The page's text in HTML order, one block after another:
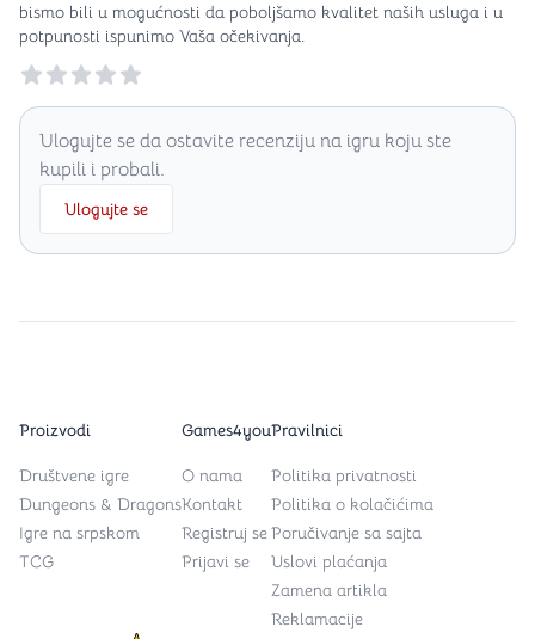
bismo bili u mogućnosti da poboljšamo kvalitet naših usluga i u
potpunosti ispunimo Vaša očekivanja.
Reviews
Ulogujte se da ostavite recenziju na igru koju ste
kupili i probali.
Ulogujte se
Proizvodi
Društvene igre
Dungeons & Dragons
Igre na srpskom
TCG
Games4you
O nama
Kontakt
Registruj se
Prijavi se
Pravilnici
Politika privatnosti
Politika o kolačićima
Poručivanje sa sajta
Uslovi plaćanja
Zamena artikla
Reklamacije